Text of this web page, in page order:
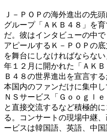
Ｊ－ＰＯＰの海外進出の先
グループ「ＡＫＢ４８」を
だ。彼はインタビューの中
アピールするＫ－ＰＯＰの
を舞台にしなければならな
年１２月に開かれた「ＡＫ
Ｂ４８の世界進出を宣言す
本国内のファンだけに集中
ＮＳサービス「Ｇｏｏｇｌ
と直接交流するなど積極的
る。コンサートの現場中継
ービスは韓国語、英語、中